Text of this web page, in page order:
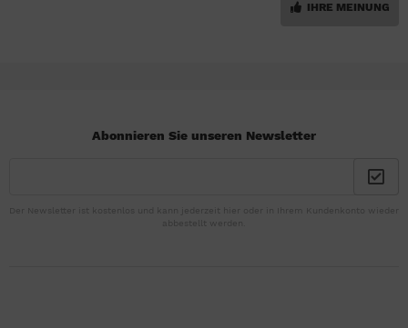
IHRE MEINUNG
Abonnieren Sie unseren Newsletter
Der Newsletter ist kostenlos und kann jederzeit hier oder in Ihrem Kundenkonto wieder
abbestellt werden.